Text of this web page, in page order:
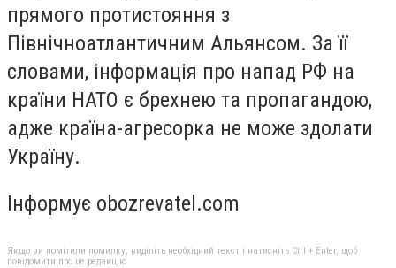
прямого протистояння з
Північноатлантичним Альянсом. За її
словами, інформація про напад РФ на
країни НАТО є брехнею та пропагандою,
адже країна-агресорка не може здолати
Україну.
Інформує obozrevatel.com
Якщо ви помітили помилку, виділіть необхідний текст і натисніть Ctrl + Enter, щоб
повідомити про це редакцію